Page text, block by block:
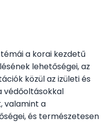
érdekességek
a korai kezdetű
lehetőségei, az
közül az izületi és
védőoltásokkal
valamint a
és természetesen